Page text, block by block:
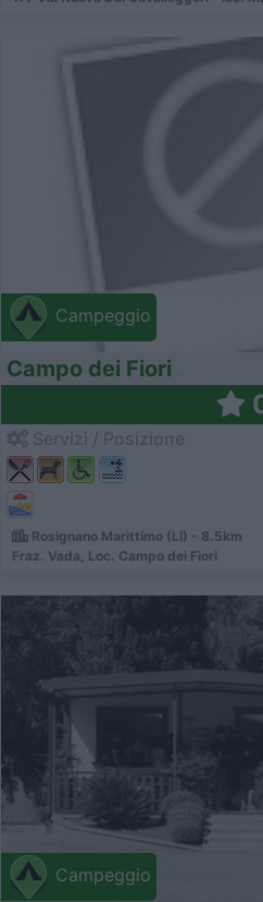
Campeggio
Campo dei Fiori
Rosignano Marittimo (LI) - 8.5km
Fraz. Vada, Loc. Campo dei Fiori
Campeggio